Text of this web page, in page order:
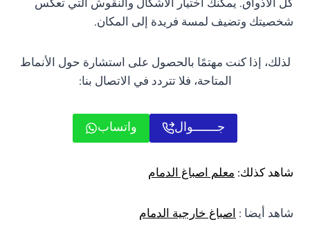
كل الأذواق. يمكنك اختيار الأشكال والنقوش التي تعكس
شخصيتك وتضيف لمسة فريدة إلى المكان.
لذلك، إذا كنت مهتمًا بالحصول على استشارة حول الأنماط
المتاحة، فلا تتردد في الاتصال بنا:
جـــــــوال واتساب
شاهد كذلك:معلم اصباغ الدمام
شاهد أيضا :اصباغ خارجية الدمام